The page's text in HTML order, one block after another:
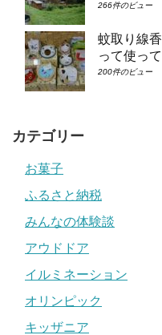
266件のビュー
蚊取り線
って使っ
200件のビュー
カテゴリー
お菓子
ふるさと納税
みんなの体験談
アウドドア
イルミネーション
オリンピック
キッザニア